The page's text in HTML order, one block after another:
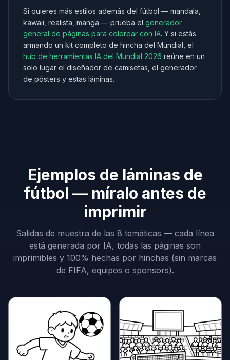
Si quieres más estilos además del fútbol — mandala,
kawaii, realista, manga — prueba el generador
general de páginas para colorear con IA. Y si estás
armando un kit completo de hincha del Mundial, el
hub de herramientas IA del Mundial 2026 reúne en un
solo lugar el diseñador de camisetas, el generador
de pósters y estas láminas.
Ejemplos de láminas de
fútbol — míralo antes de
imprimir
Salidas de muestra de las 8 temáticas — cada línea
está generada por IA, todas las páginas son
imprimibles y 100% hechas por hinchas (sin marcas
de FIFA, equipos o sponsors).